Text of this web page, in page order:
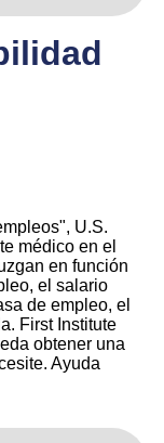
U.S.
médico en el
en función
el salario
de empleo, el
First Institute
obtener una
Ayuda